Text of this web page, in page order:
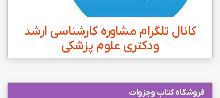
کانال تلگرام مشاوره کارشناسی ارشد
ودکتری علوم پزشکی
فروشگاه کتاب وجزوات